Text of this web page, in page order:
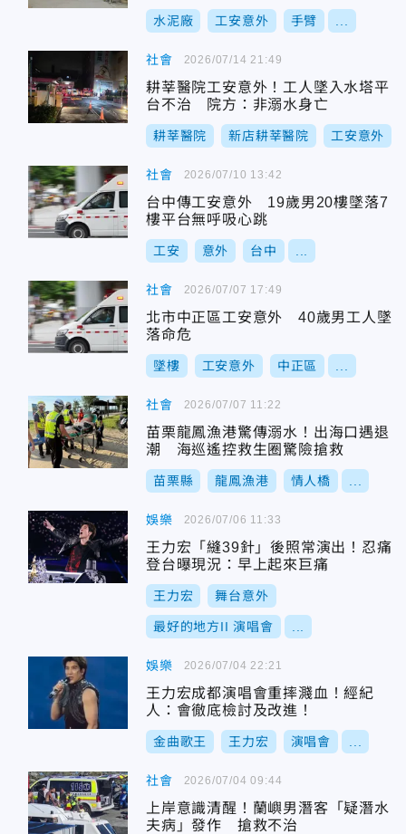
水泥廠 工安意外 手臂
社會
耕莘醫院工安意外！工人墜入水塔平
台不治 院方：非溺水身亡
耕莘醫院 新店耕莘醫院 工安意外
2026/07/14 21:49
社會
台中傳工安意外 19歲男20樓墜落7
樓平台無呼吸心跳
工安 意外 台中
2026/07/10 13:42
社會
北市中正區工安意外 40歲男工人墜
落命危
墜樓 工安意外 中正區
2026/07/07 17:49
社會
苗栗龍鳳漁港驚傳溺水！出海口遇退
潮 海巡遙控救生圈驚險搶救
苗栗縣 龍鳳漁港 情人橋
2026/07/07 11:22
娛樂
王力宏「縫39針」後照常演出！忍痛
登台曝現況：早上起來巨痛
王力宏 舞台意外
最好的地方II 演唱會
2026/07/06 11:33
娛樂
王力宏成都演唱會重摔濺血！經紀
人：會徹底檢討及改進！
金曲歌王 王力宏 演唱會
2026/07/04 22:21
社會
上岸意識清醒！蘭嶼男潛客「疑潛水
夫病」發作 搶救不治
2026/07/04 09:44